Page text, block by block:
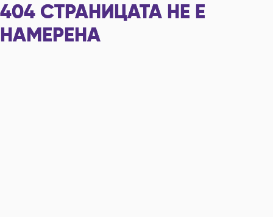
404 СТРАНИЦАТА НЕ Е
НАМЕРЕНА